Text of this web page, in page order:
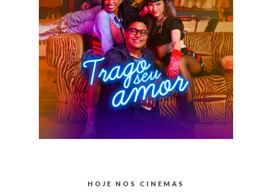
HOJE NOS CINEMAS